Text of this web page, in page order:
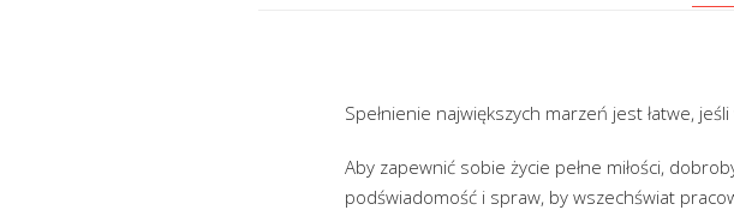
Spełnienie największych marzeń jest łatwe,
Aby zapewnić sobie życie pełne miłości,
podświadomość i spraw, by wszechświat